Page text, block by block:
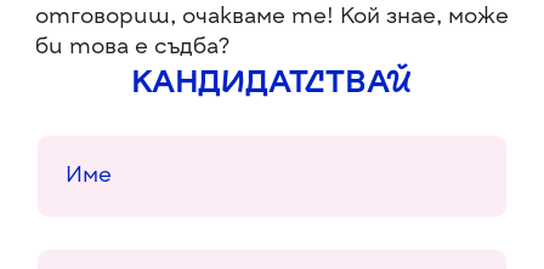
отговориш, очакваме те! Кой знае, може
би това е съдба?
КАНДИДАТСТВАЙ